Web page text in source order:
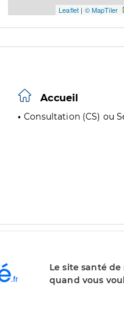
Leaflet | © MapTiler
Accueil
Consultation (CS) ou
Le site santé
quand vous